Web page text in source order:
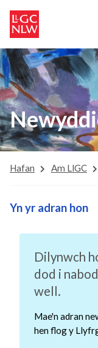
Hafan Am LlGC
Dilynwch
dod i
well.
Mae'n adran
hen flog y
Yn yr adran hon